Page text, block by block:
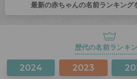
最新の赤ちゃんの名前ランキング
歴代の名前ランキ
2024 2023